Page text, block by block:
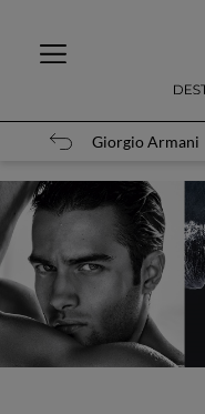
Giorgio Armani